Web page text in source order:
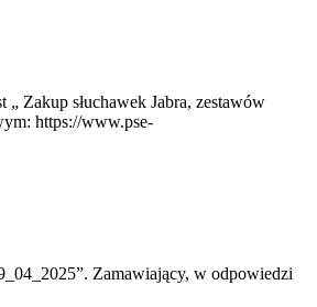
Zakup słuchawek Jabra, zestawów
https://www.pse-
Zamawiający, w odpowiedzi